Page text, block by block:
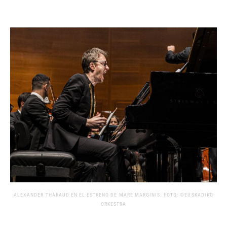
ALEXANDER THARAUD EN EL ESTRENO DE MARE MARGINIS. FOTO: ©EUSKADIKO
ORKESTRA